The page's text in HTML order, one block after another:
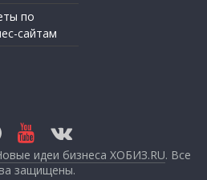
по
сайтам
идеи бизнеса ХОБИЗ.RU. Все
защищены.